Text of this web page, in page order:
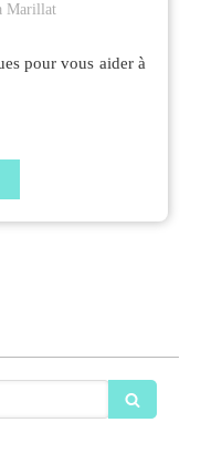
Marillat
pour vous aider à